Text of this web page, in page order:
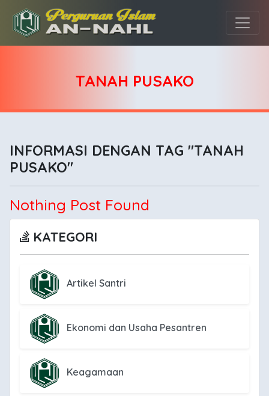
TANAH PUSAKO
INFORMASI DENGAN TAG "TANAH
PUSAKO"
Nothing Post Found
KATEGORI
Artikel Santri
Ekonomi dan Usaha Pesantren
Keagamaan